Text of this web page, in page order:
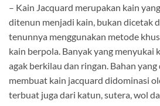
– Kain Jacquard merupakan kain
ditenun menjadi kain, bukan dicetak
tenunnya menggunakan metode
kain berpola. Banyak yang menyukai
agak berkilau dan ringan. Bahan
membuat kain jacquard didominasi
terbuat juga dari katun, sutera, wol